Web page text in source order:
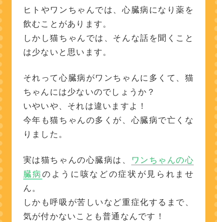
ヒトやワンちゃんでは、心臓病になり薬を
飲むことがあります。
しかし猫ちゃんでは、そんな話を聞くこと
は少ないと思います。
それって心臓病がワンちゃんに多くて、猫
ちゃんには少ないのでしょうか？
いやいや、それは違いますよ！
今年も猫ちゃんの多くが、心臓病で亡くな
りました。
実は猫ちゃんの心臓病は、
ワンちゃんの心
臓病のように咳などの症状が見られませ
ん。
しかも呼吸が苦しいなど重症化するまで、
気が付かないことも普通なんです！